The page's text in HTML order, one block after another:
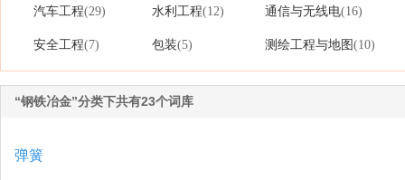
汽车工程(29) 水利工程(12) 通信与无线电(16)
安全工程(7) 包装(5) 测绘工程与地图(10)
“钢铁冶金”分类下共有23个词库
弹簧